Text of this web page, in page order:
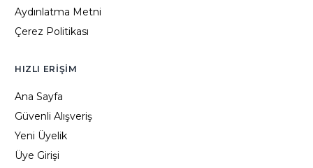
Aydınlatma Metni
Çerez Politikası
HIZLI ERIŞIM
Ana Sayfa
Güvenli Alışveriş
Yeni Üyelik
Üye Girişi